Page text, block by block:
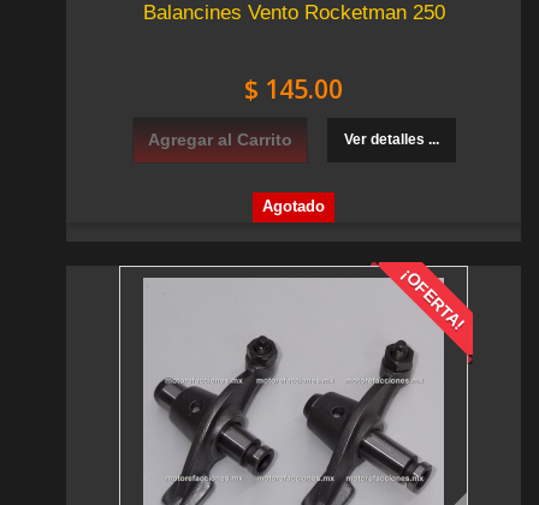
Balancines Vento Rocketman 250
$ 145.00
Agregar al Carrito Ver detalles ...
Agotado
¡OFERTA!